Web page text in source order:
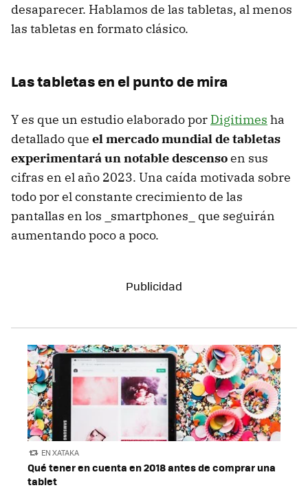
desaparecer. Hablamos de las tabletas, al menos
las tabletas en formato clásico.
Las tabletas en el punto de mira
Y es que un estudio elaborado por Digitimes ha
detallado que el mercado mundial de tabletas
experimentará un notable descensoen sus
cifras en el año 2023. Una caída motivada sobre
todo por el constante crecimiento de las
pantallas en los _smartphones_ que seguirán
aumentando poco a poco.
EN XATAKA
Qué tener en cuenta en 2018 antes de comprar una
tablet